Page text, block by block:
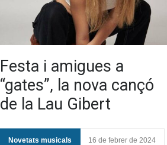
Festa i amigues a
“gates”, la nova cançó
de la Lau Gibert
Novetats musicals 16 de febrer de 2024